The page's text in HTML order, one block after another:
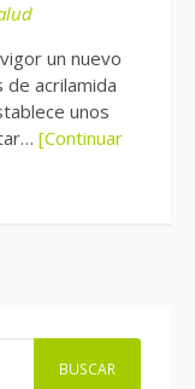
un nuevo
acrilamida
unos
[Continuar